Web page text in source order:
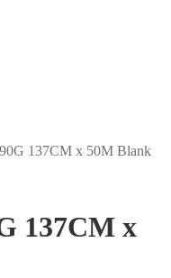
137CM x 50M Blank
137CM x